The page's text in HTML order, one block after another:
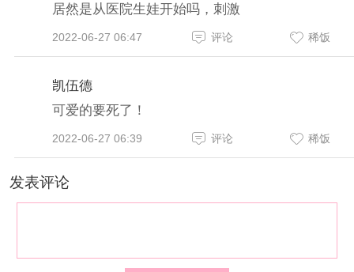
居然是从医院生娃开始吗，刺激
2022-06-27 06:47 评论 稀饭
凯伍德
可爱的要死了！
2022-06-27 06:39 评论 稀饭
发表评论